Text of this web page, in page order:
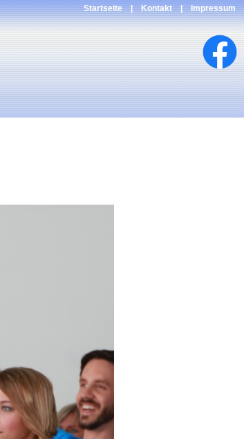
Startseite | Kontakt | Impressum